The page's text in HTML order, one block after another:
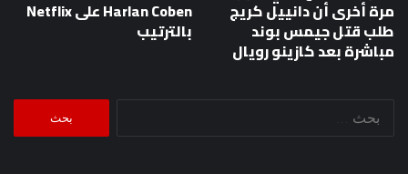
مرة أخرى أن دانييل كريج
طلب قتل جيمس بوند
مباشرة بعد كازينو رويال
Harlan Coben على Netflix
بالترتيب